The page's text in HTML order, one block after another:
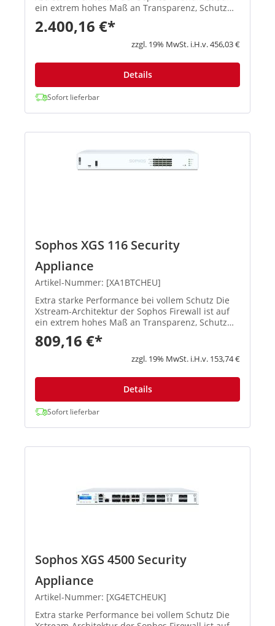
ein extrem hohes Maß an Transparenz, Schutz
und Performance ausgelegt, damit
Administratoren die größten Herausforderungen
moderner Netzwerke spielend meis...
2.400,16 €*
zzgl. 19% MwSt. i.H.v. 456,03 €
Details
Sofort lieferbar
Sophos XGS 116 Security
Appliance
Artikel-Nummer: [XA1BTCHEU]
Extra starke Performance bei vollem Schutz Die
Xstream-Architektur der Sophos Firewall ist auf
ein extrem hohes Maß an Transparenz, Schutz
und Performance ausgelegt, damit
Administratoren die größten Herausforderungen
moderner Netzwerke spielend mei...
809,16 €*
zzgl. 19% MwSt. i.H.v. 153,74 €
Details
Sofort lieferbar
Sophos XGS 4500 Security
Appliance
Artikel-Nummer: [XG4ETCHEUK]
Extra starke Performance bei vollem Schutz Die